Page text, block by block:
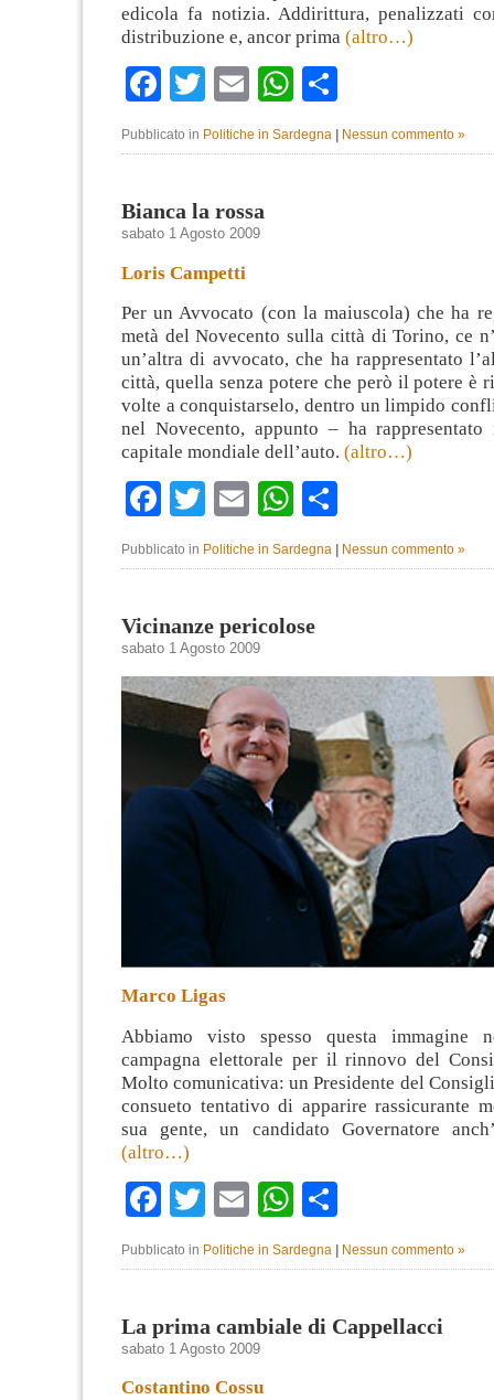
edicola fa notizia. Addirittura, penalizzati
distribuzione e, ancor prima (altro…)
Facebook
TwitterEmailWhatsApp
Pubblicato in Politiche in Sardegna Nessun commento »
Bianca la rossa
sabato 1 Agosto 2009
Loris Campetti
Per un Avvocato (con la maiuscola) che ha
metà del Novecento sulla città di Torino, ce
un’altra di avvocato, che ha rappresentato
città, quella senza potere che però il potere è
volte a conquistarselo, dentro un limpido
nel Novecento, appunto – ha
capitale mondiale dell’auto. (altro…)
Facebook
TwitterEmailWhatsApp
Pubblicato in Politiche in Sardegna Nessun commento »
Vicinanze pericolose
sabato 1 Agosto 2009
Marco Ligas
Abbiamo visto spesso questa immagine
campagna elettorale per il rinnovo del
Molto comunicativa: un Presidente del
consueto tentativo di apparire rassicurante
sua gente, un candidato Governatore
(altro…)
Facebook
TwitterEmailWhatsApp
Pubblicato in Politiche in Sardegna | Nessun commento »
La prima cambiale di Cappellacci
sabato 1 Agosto 2009
Costantino Cossu